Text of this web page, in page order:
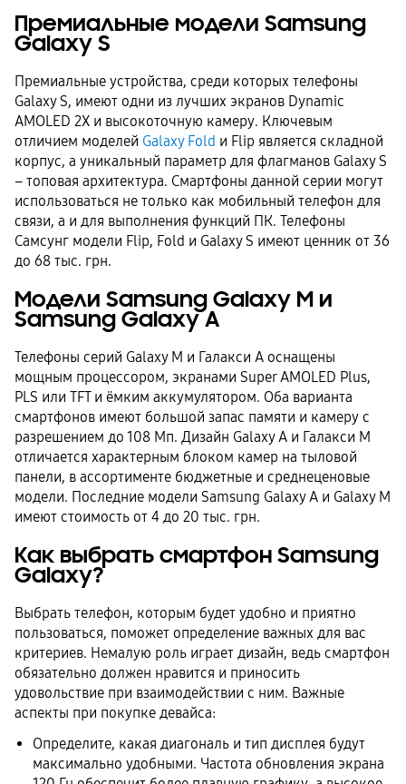
Премиальные модели Samsung
Galaxy S
Премиальные устройства, среди которых телефоны
Galaxy S, имеют одни из лучших экранов Dynamic
AMOLED 2Х и высокоточную камеру. Ключевым
отличием моделей Galaxy Fold и Flip является складной
корпус, а уникальный параметр для флагманов Galaxy S
– топовая архитектура. Смартфоны данной серии могут
использоваться не только как мобильный телефон для
связи, а и для выполнения функций ПК. Телефоны
Самсунг модели Flip, Fold и Galaxy S имеют ценник от 36
до 68 тыс. грн.
Модели Samsung Galaxy M и
Samsung Galaxy A
Телефоны серий Galaxy M и Галакси A оснащены
мощным процессором, экранами Super AMOLED Plus,
PLS или TFT и ёмким аккумулятором. Оба варианта
смартфонов имеют большой запас памяти и камеру с
разрешением до 108 Мп. Дизайн Galaxy A и Галакси М
отличается характерным блоком камер на тыловой
панели, в ассортименте бюджетные и среднеценовые
модели. Последние модели Samsung Galaxy A и Galaxy M
имеют стоимость от 4 до 20 тыс. грн.
Как выбрать смартфон Samsung
Galaxy?
Выбрать телефон, которым будет удобно и приятно
пользоваться, поможет определение важных для вас
критериев. Немалую роль играет дизайн, ведь смартфон
обязательно должен нравится и приносить
удовольствие при взаимодействии с ним. Важные
аспекты при покупке девайса:
Определите, какая диагональ и тип дисплея будут
максимально удобными. Частота обновления экрана